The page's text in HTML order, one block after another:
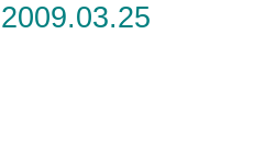
2009.03.25